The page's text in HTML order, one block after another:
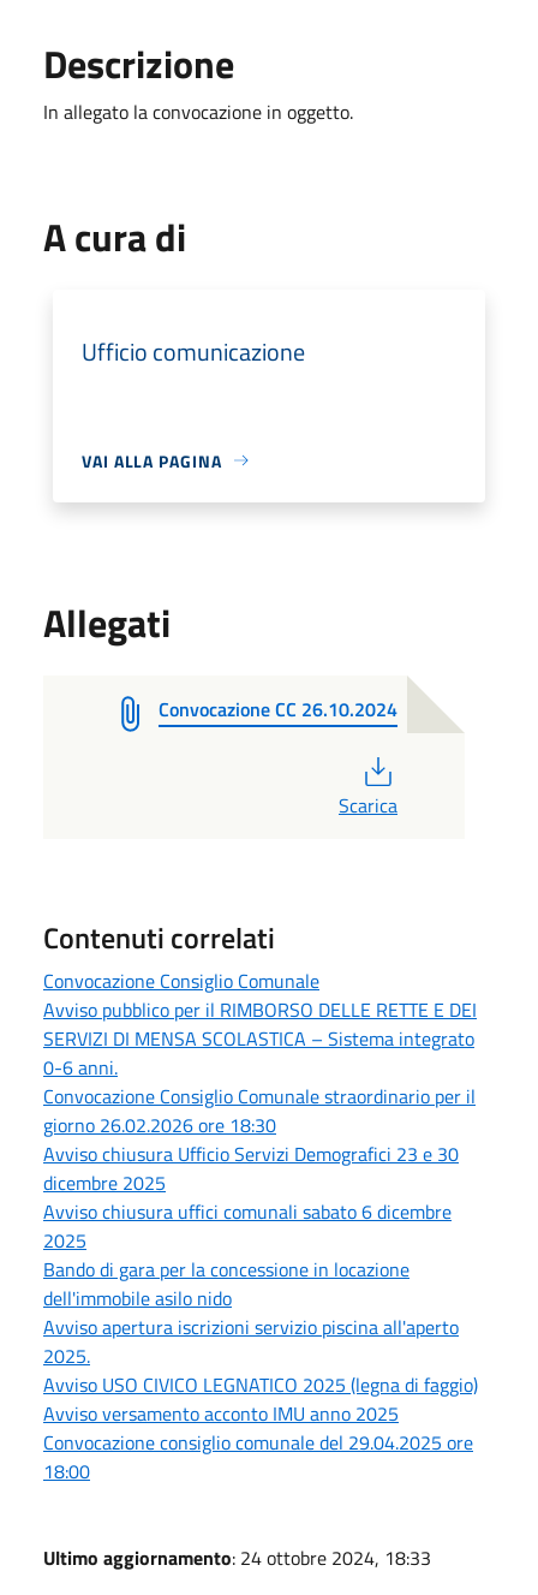
Descrizione
In allegato la convocazione in oggetto.
A cura di
Ufficio comunicazione
VAI ALLA PAGINA
Allegati
Convocazione CC 26.10.2024
Scarica
Contenuti correlati
Convocazione Consiglio Comunale
Avviso pubblico per il RIMBORSO DELLE RETTE E DEI
SERVIZI DI MENSA SCOLASTICA – Sistema integrato
0-6 anni.
Convocazione Consiglio Comunale straordinario per il
giorno 26.02.2026 ore 18:30
Avviso chiusura Ufficio Servizi Demografici 23 e 30
dicembre 2025
Avviso chiusura uffici comunali sabato 6 dicembre
2025
Bando di gara per la concessione in locazione
dell'immobile asilo nido
Avviso apertura iscrizioni servizio piscina all'aperto
2025.
Avviso USO CIVICO LEGNATICO 2025 (legna di faggio)
Avviso versamento acconto IMU anno 2025
Convocazione consiglio comunale del 29.04.2025 ore
18:00
Ultimo aggiornamento: 24 ottobre 2024, 18:33